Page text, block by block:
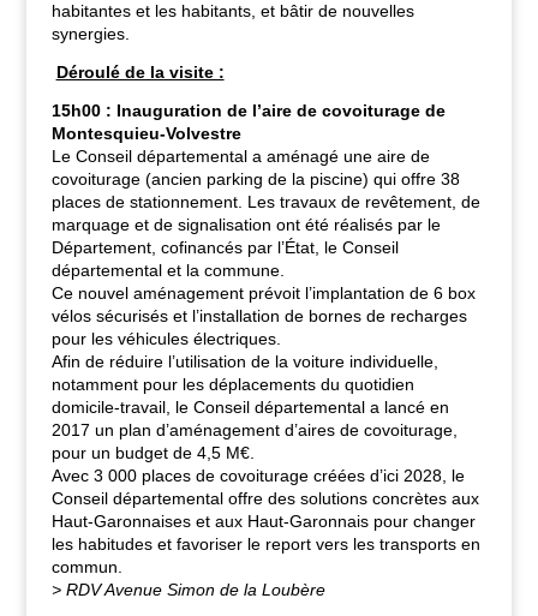
habitantes et les habitants, et bâtir de nouvelles
synergies.
Déroulé de la visite :
15h00 : Inauguration de l’aire de covoiturage de
Montesquieu-Volvestre
Le Conseil départemental a aménagé une aire de
covoiturage (ancien parking de la piscine) qui offre 38
places de stationnement. Les travaux de revêtement, de
marquage et de signalisation ont été réalisés par le
Département, cofinancés par l’État, le Conseil
départemental et la commune.
Ce nouvel aménagement prévoit l’implantation de 6 box
vélos sécurisés et l’installation de bornes de recharges
pour les véhicules électriques.
Afin de réduire l’utilisation de la voiture individuelle,
notamment pour les déplacements du quotidien
domicile-travail, le Conseil départemental a lancé en
2017 un plan d’aménagement d’aires de covoiturage,
pour un budget de 4,5 M€.
Avec 3 000 places de covoiturage créées d’ici 2028, le
Conseil départemental offre des solutions concrètes aux
Haut-Garonnaises et aux Haut-Garonnais pour changer
les habitudes et favoriser le report vers les transports en
commun.
> RDV Avenue Simon de la Loubère